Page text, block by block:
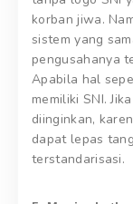
korban jiwa.
sistem yang
pengusahanya
Apabila hal
memiliki SNI.
diinginkan,
dapat lepas
terstandarisasi.